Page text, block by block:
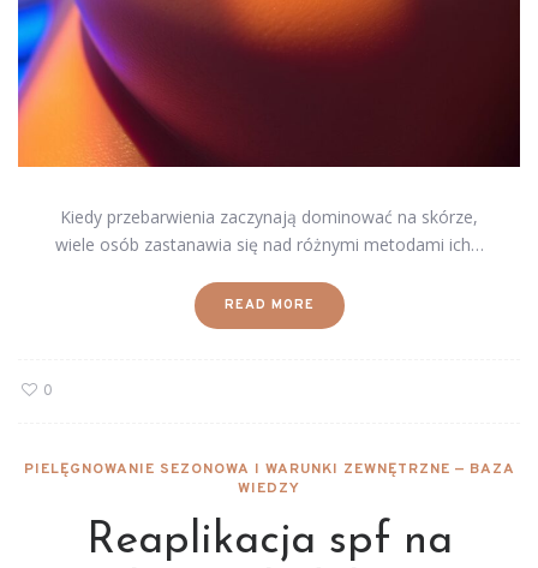
Kiedy przebarwienia zaczynają dominować na skórze,
wiele osób zastanawia się nad różnymi metodami ich…
READ MORE
0
PIELĘGNOWANIE SEZONOWA I WARUNKI ZEWNĘTRZNE — BAZA
WIEDZY
Reaplikacja spf na